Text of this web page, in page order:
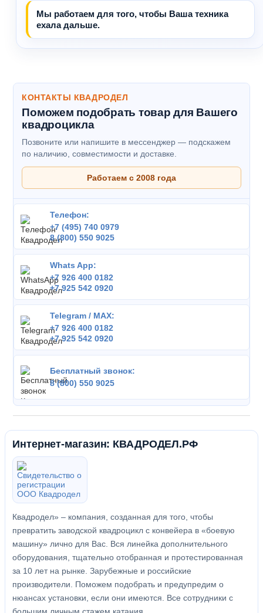
Мы работаем для того, чтобы Ваша техника
ехала дальше.
КОНТАКТЫ КВАДРОДЕЛ
Поможем подобрать товар для Вашего
квадроцикла
Позвоните или напишите в мессенджер — подскажем
по наличию, совместимости и доставке.
Работаем с 2008 года
Телефон:
+7 (495) 740 0979
8 (800) 550 9025
Whats App:
+7 926 400 0182
+7 925 542 0920
Telegram / MAX:
+7 926 400 0182
+7 925 542 0920
Бесплатный звонок:
8 (800) 550 9025
Интернет-магазин: КВАДРОДЕЛ.РФ
Квадродел» – компания, созданная для того, чтобы
превратить заводской квадроцикл с конвейера в «боевую
машину» лично для Вас. Вся линейка дополнительного
оборудования, тщательно отобранная и протестированная
за 10 лет на рынке. Зарубежные и российские
производители. Поможем подобрать и предупредим о
нюансах установки, если они имеются. Все сотрудники с